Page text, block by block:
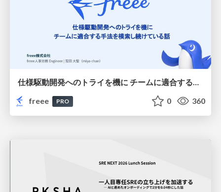
仕様駆動開発へのトライを機に チームに適合する手法を模索し続けている話
freee
PRO 0 360